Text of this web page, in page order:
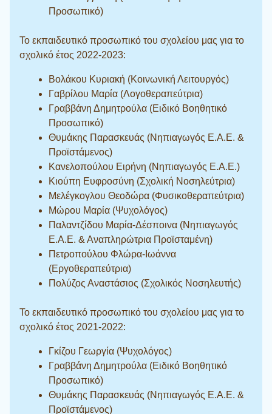
Προσωπικό)
Το εκπαιδευτικό προσωπικό του σχολείου μας για το
σχολικό έτος 2022-2023:
Βολάκου Κυριακή (Κοινωνική Λειτουργός)
Γαβρίλου Μαρία (Λογοθεραπεύτρια)
Γραββάνη Δημητρούλα (Ειδικό Βοηθητικό
Προσωπικό)
Θυμάκης Παρασκευάς (Νηπιαγωγός Ε.Α.Ε. &
Προϊστάμενος)
Κανελοπούλου Ειρήνη (Νηπιαγωγός Ε.Α.Ε.)
Κιούπη Ευφροσύνη (Σχολική Νοσηλεύτρια)
Μελέγκογλου Θεοδώρα (Φυσικοθεραπεύτρια)
Μώρου Μαρία (Ψυχολόγος)
Παλαντζίδου Μαρία-Δέσποινα (Νηπιαγωγός
Ε.Α.Ε. & Αναπληρώτρια Προϊσταμένη)
Πετροπούλου Φλώρα-Ιωάννα
(Εργοθεραπεύτρια)
Πολύζος Αναστάσιος (Σχολικός Νοσηλευτής)
Το εκπαιδευτικό προσωπικό του σχολείου μας για το
σχολικό έτος 2021-2022:
Γκίζου Γεωργία (Ψυχολόγος)
Γραββάνη Δημητρούλα (Ειδικό Βοηθητικό
Προσωπικό)
Θυμάκης Παρασκευάς (Νηπιαγωγός Ε.Α.Ε. &
Προϊστάμενος)